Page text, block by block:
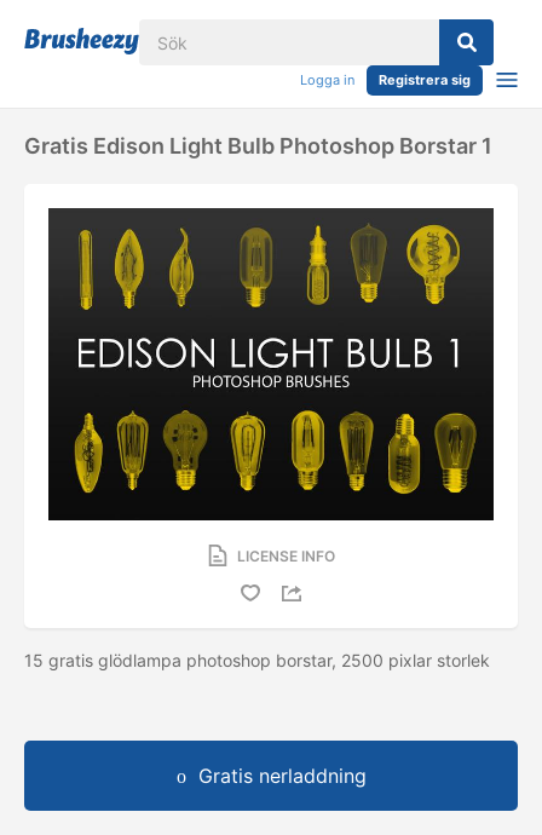
Logga in Registrera sig
Gratis Edison Light Bulb Photoshop Borstar 1
LICENSE INFO
15 gratis glödlampa photoshop borstar, 2500 pixlar storlek
Gratis nerladdning